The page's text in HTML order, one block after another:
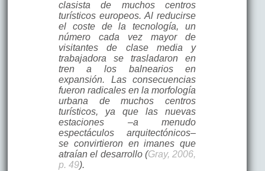
clasista de muchos centros
turísticos europeos. Al reducirse
el coste de la tecnología, un
número cada vez mayor de
visitantes de clase media y
trabajadora se trasladaron en
tren a los balnearios en
expansión. Las consecuencias
fueron radicales en la morfología
urbana de muchos centros
turísticos, ya que las nuevas
estaciones –a menudo
espectáculos arquitectónicos–
se convirtieron en imanes que
atraían el desarrollo (Gray, 2006,
p. 49).